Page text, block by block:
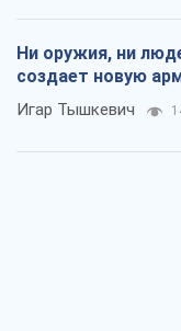
Ни оружия, ни
создает новую
Игар Тышкевич